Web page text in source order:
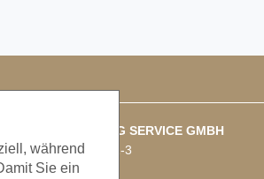
ANFAHRT RIGGING SERVICE GMBH
Otto-Hahn-Straße 1-3
63225 Langen
während
Sie ein